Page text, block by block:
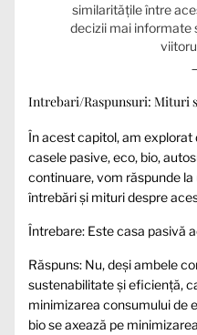
similaritățile între
decizii mai informate
Intrebari/Raspunsuri: Mituri
În acest capitol, am
casele pasive, eco, bio,
continuare, vom răspunde
întrebări și mituri despre
Întrebare: Este casa pasivă
Răspuns: Nu, deși ambele
sustenabilitate și eficiență,
minimizarea consumului de
bio se axează pe